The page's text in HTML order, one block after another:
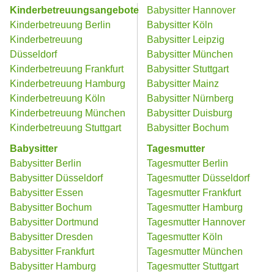
Kinderbetreuungsangebote
Kinderbetreuung Berlin
Kinderbetreuung
Düsseldorf
Kinderbetreuung Frankfurt
Kinderbetreuung Hamburg
Kinderbetreuung Köln
Kinderbetreuung München
Kinderbetreuung Stuttgart
Babysitter
Babysitter Berlin
Babysitter Düsseldorf
Babysitter Essen
Babysitter Bochum
Babysitter Dortmund
Babysitter Dresden
Babysitter Frankfurt
Babysitter Hamburg
Babysitter Hannover
Babysitter Köln
Babysitter Leipzig
Babysitter München
Babysitter Stuttgart
Babysitter Mainz
Babysitter Nürnberg
Babysitter Duisburg
Babysitter Bochum
Tagesmutter
Tagesmutter Berlin
Tagesmutter Düsseldorf
Tagesmutter Frankfurt
Tagesmutter Hamburg
Tagesmutter Hannover
Tagesmutter Köln
Tagesmutter München
Tagesmutter Stuttgart